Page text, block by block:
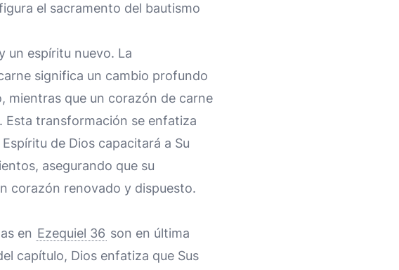
el sacramento del bautismo
un espíritu nuevo. La
significa un cambio profundo
mientras que un corazón de carne
Esta transformación se enfatiza
de Dios capacitará a Su
asegurando que su
corazón renovado y dispuesto.
en Ezequiel 36 son en última
capítulo, Dios enfatiza que Sus